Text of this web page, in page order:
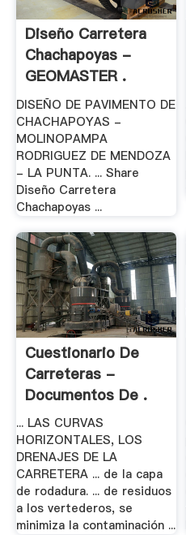
Diseño Carretera
Chachapoyas -
GEOMASTER .
DISEÑO DE PAVIMENTO DE
CHACHAPOYAS -
MOLINOPAMPA
RODRIGUEZ DE MENDOZA
- LA PUNTA. ... Share
Diseño Carretera
Chachapoyas ...
Cuestionario De
Carreteras -
Documentos De .
... LAS CURVAS
HORIZONTALES, LOS
DRENAJES DE LA
CARRETERA ... de la capa
de rodadura. ... de residuos
a los vertederos, se
minimiza la contaminación ...